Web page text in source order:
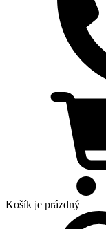
Košík je prázdný